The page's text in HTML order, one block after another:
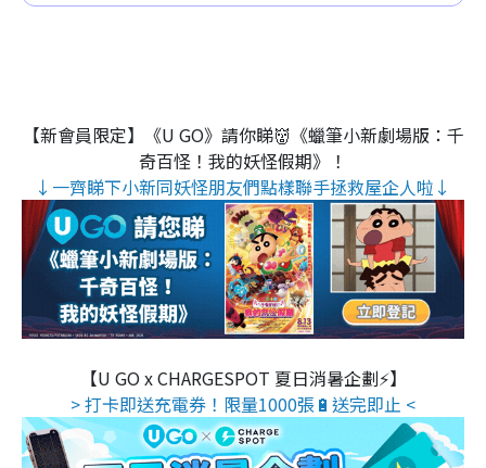
【新會員限定】《U GO》請你睇👹《蠟筆小新劇場版：千
奇百怪！我的妖怪假期》！
↓一齊睇下小新同妖怪朋友們點樣聯手拯救屋企人啦↓
【U GO x CHARGESPOT 夏日消暑企劃⚡】
> 打卡即送充電券！限量1000張🔋送完即止 <